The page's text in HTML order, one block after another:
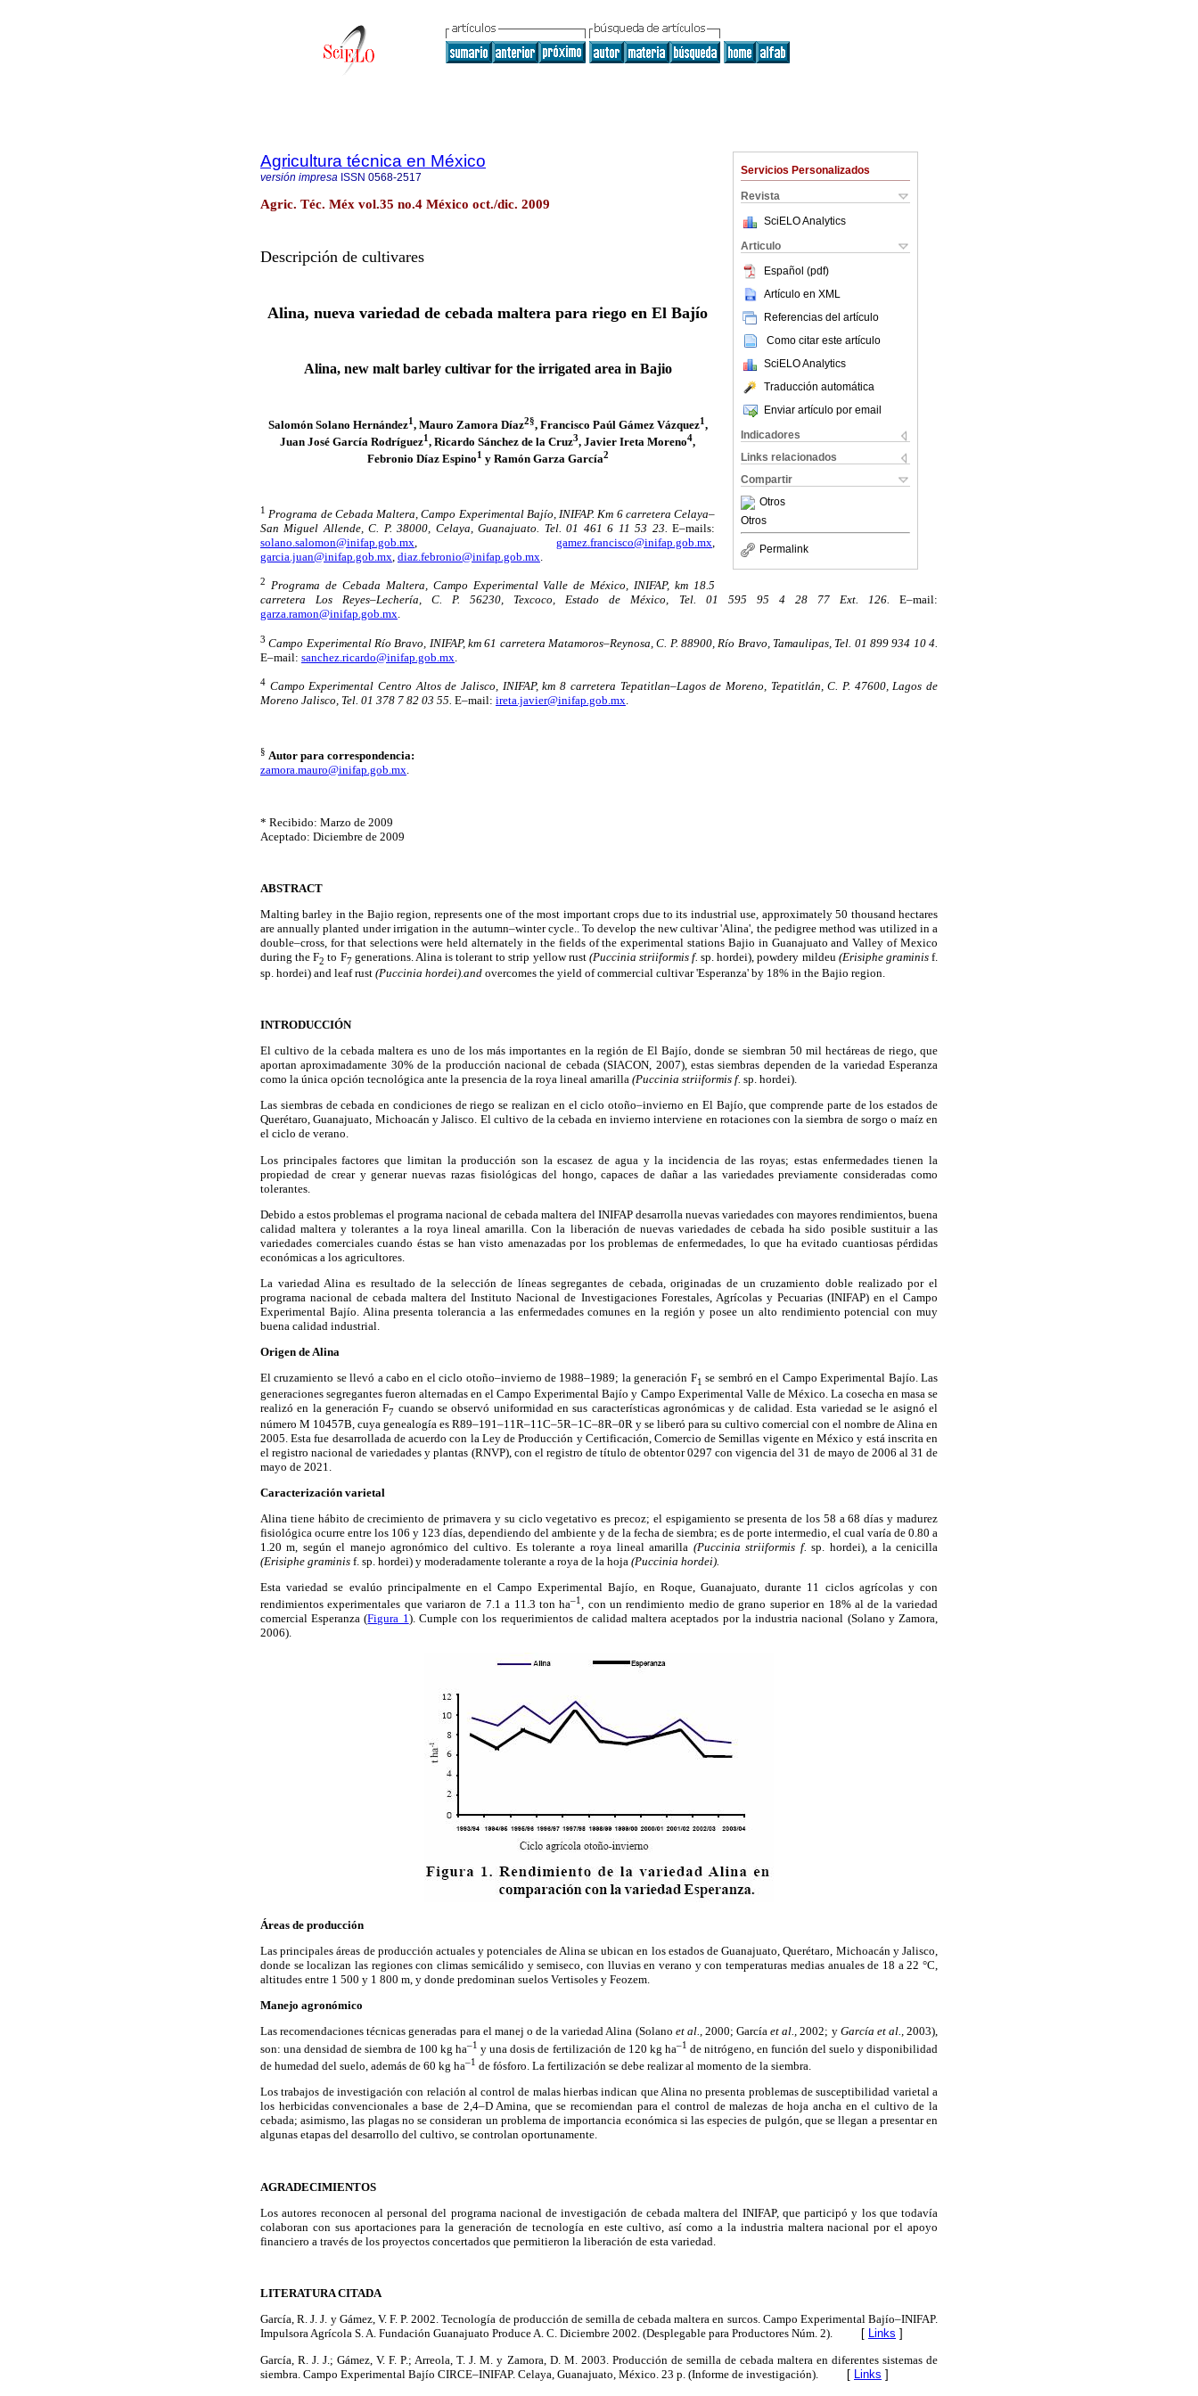
Servicios Personalizados
Revista
SciELO Analytics
Articulo
Español (pdf)
Artículo en XML
Referencias del artículo
Como citar este artículo
SciELO Analytics
Traducción automática
Enviar artículo por email
Indicadores
Links relacionados
Compartir
Otros
Otros
Permalink
Agricultura técnica en México
versión impresa ISSN 0568-2517
Agric. Téc. Méx vol.35 no.4 México oct./dic. 2009
Descripción de cultivares
Alina, nueva variedad de cebada maltera para riego en El Bajío
Alina, new malt barley cultivar for the irrigated area in Bajio
Salomón Solano Hernández1, Mauro Zamora Díaz2§, Francisco Paúl Gámez Vázquez1,
Juan José García Rodríguez1, Ricardo Sánchez de la Cruz3, Javier Ireta Moreno4,
Febronio Díaz Espino1 y Ramón Garza García2
1 Programa de Cebada Maltera, Campo Experimental Bajío, INIFAP. Km 6 carretera Celaya–
San Miguel Allende, C. P. 38000, Celaya, Guanajuato. Tel. 01 461 6 11 53 23. E–mails:
solano.salomon@inifap.gob.mx
gamez.francisco@inifap.gob.mx
garcia.juan@inifap.gob.mx diaz.febronio@inifap.gob.mx
2 Programa de Cebada Maltera, Campo Experimental Valle de México, INIFAP, km 18.5
carretera Los Reyes–Lechería, C. P. 56230, Texcoco, Estado de México, Tel. 01 595 95 4 28 77 Ext. 126. E–mail:
garza.ramon@inifap.gob.mx.
3 Campo Experimental Río Bravo, INIFAP, km 61 carretera Matamoros–Reynosa, C. P. 88900, Río Bravo, Tamaulipas, Tel. 01 899 934 10 4.
E–mail: sanchez.ricardo@inifap.gob.mx
4 Campo Experimental Centro Altos de Jalisco, INIFAP, km 8 carretera Tepatitlan–Lagos de Moreno, Tepatitlán, C. P. 47600, Lagos de
Moreno Jalisco, Tel. 01 378 7 82 03 55. E–mail: ireta.javier@inifap.gob.mx.
§ Autor para correspondencia:
zamora.mauro@inifap.gob.mx.
* Recibido: Marzo de 2009
Aceptado: Diciembre de 2009
ABSTRACT
Malting barley in the Bajio region, represents one of the most important crops due to its industrial use, approximately 50 thousand hectares
are annually planted under irrigation in the autumn–winter cycle.. To develop the new cultivar 'Alina', the pedigree method was utilized in a
double–cross, for that selections were held alternately in the fields of the experimental stations Bajio in Guanajuato and Valley of Mexico
during the F2to F7generations. Alina is tolerant to strip yellow rust (Puccinia striiformis f.sp. hordei), powdery mildeu (Erisiphe graminisf.
sp. hordei) and leaf rust (Puccinia hordei).and overcomes the yield of commercial cultivar 'Esperanza' by 18% in the Bajio region.
INTRODUCCIÓN
El cultivo de la cebada maltera es uno de los más importantes en la región de El Bajío, donde se siembran 50 mil hectáreas de riego, que
aportan aproximadamente 30% de la producción nacional de cebada (SIACON, 2007), estas siembras dependen de la variedad Esperanza
como la única opción tecnológica ante la presencia de la roya lineal amarilla (Puccinia striiformis f. sp. hordei).
Las siembras de cebada en condiciones de riego se realizan en el ciclo otoño–invierno en El Bajío, que comprende parte de los estados de
Querétaro, Guanajuato, Michoacán y Jalisco. El cultivo de la cebada en invierno interviene en rotaciones con la siembra de sorgo o maíz en
el ciclo de verano.
Los principales factores que limitan la producción son la escasez de agua y la incidencia de las royas; estas enfermedades tienen la
propiedad de crear y generar nuevas razas fisiológicas del hongo, capaces de dañar a las variedades previamente consideradas como
tolerantes.
Debido a estos problemas el programa nacional de cebada maltera del INIFAP desarrolla nuevas variedades con mayores rendimientos, buena
calidad maltera y tolerantes a la roya lineal amarilla. Con la liberación de nuevas variedades de cebada ha sido posible sustituir a las
variedades comerciales cuando éstas se han visto amenazadas por los problemas de enfermedades, lo que ha evitado cuantiosas pérdidas
económicas a los agricultores.
La variedad Alina es resultado de la selección de líneas segregantes de cebada, originadas de un cruzamiento doble realizado por el
programa nacional de cebada maltera del Instituto Nacional de Investigaciones Forestales, Agrícolas y Pecuarias (INIFAP) en el Campo
Experimental Bajío. Alina presenta tolerancia a las enfermedades comunes en la región y posee un alto rendimiento potencial con muy
buena calidad industrial.
Origen de Alina
El cruzamiento se llevó a cabo en el ciclo otoño–invierno de 1988–1989; la generación F1 se sembró en el Campo Experimental Bajío. Las
generaciones segregantes fueron alternadas en el Campo Experimental Bajío y Campo Experimental Valle de México. La cosecha en masa se
realizó en la generación F7 cuando se observó uniformidad en sus características agronómicas y de calidad. Esta variedad se le asignó el
número M 10457B, cuya genealogía es R89–191–11R–11C–5R–1C–8R–0R y se liberó para su cultivo comercial con el nombre de Alina en
2005. Esta fue desarrollada de acuerdo con la Ley de Producción y Certificación, Comercio de Semillas vigente en México y está inscrita en
el registro nacional de variedades y plantas (RNVP), con el registro de título de obtentor 0297 con vigencia del 31 de mayo de 2006 al 31 de
mayo de 2021.
Caracterización varietal
Alina tiene hábito de crecimiento de primavera y su ciclo vegetativo es precoz; el espigamiento se presenta de los 58 a 68 días y madurez
fisiológica ocurre entre los 106 y 123 días, dependiendo del ambiente y de la fecha de siembra; es de porte intermedio, el cual varía de 0.80 a
1.20 m, según el manejo agronómico del cultivo. Es tolerante a roya lineal amarilla (Puccinia striiformis f.sp. hordei), a la cenicilla
(Erisiphe graminis f. sp. hordei) y moderadamente tolerante a roya de la hoja (Puccinia hordei).
Esta variedad se evalúo principalmente en el Campo Experimental Bajío, en Roque, Guanajuato, durante 11 ciclos agrícolas y con
rendimientos experimentales que variaron de 7.1 a 11.3 ton ha–1, con un rendimiento medio de grano superior en 18% al de la variedad
comercial Esperanza (Figura 1). Cumple con los requerimientos de calidad maltera aceptados por la industria nacional (Solano y Zamora,
2006).
Áreas de producción
Las principales áreas de producción actuales y potenciales de Alina se ubican en los estados de Guanajuato, Querétaro, Michoacán y Jalisco,
donde se localizan las regiones con climas semicálido y semiseco, con lluvias en verano y con temperaturas medias anuales de 18 a 22 °C,
altitudes entre 1 500 y 1 800 m, y donde predominan suelos Vertisoles y Feozem.
Manejo agronómico
Las recomendaciones técnicas generadas para el manej o de la variedad Alina (Solano et al., 2000; Garcíaet al.,2002; y García et al., 2003),
son: una densidad de siembra de 100 kg ha–1 y una dosis de fertilización de 120 kg ha–1 de nitrógeno, en función del suelo y disponibilidad
de humedad del suelo, además de 60 kg ha–1 de fósforo. La fertilización se debe realizar al momento de la siembra.
Los trabajos de investigación con relación al control de malas hierbas indican que Alina no presenta problemas de susceptibilidad varietal a
los herbicidas convencionales a base de 2,4–D Amina, que se recomiendan para el control de malezas de hoja ancha en el cultivo de la
cebada; asimismo, las plagas no se consideran un problema de importancia económica si las especies de pulgón, que se llegan a presentar en
algunas etapas del desarrollo del cultivo, se controlan oportunamente.
AGRADECIMIENTOS
Los autores reconocen al personal del programa nacional de investigación de cebada maltera del INIFAP, que participó y los que todavía
colaboran con sus aportaciones para la generación de tecnología en este cultivo, así como a la industria maltera nacional por el apoyo
financiero a través de los proyectos concertados que permitieron la liberación de esta variedad.
LITERATURA CITADA
García, R. J. J. y Gámez, V. F. P. 2002. Tecnología de producción de semilla de cebada maltera en surcos. Campo Experimental Bajío–INIFAP.
Impulsora Agrícola S. A. Fundación Guanajuato Produce A. C. Diciembre 2002. (Desplegable para Productores Núm. 2). [ Links ]
García, R. J. J.; Gámez, V. F. P.; Arreola, T. J. M. y Zamora, D. M. 2003. Producción de semilla de cebada maltera en diferentes sistemas de
siembra. Campo Experimental Bajío CIRCE–INIFAP. Celaya, Guanajuato, México. 23 p. (Informe de investigación).
[ Links ]